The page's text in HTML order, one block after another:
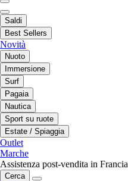
Saldi
Best Sellers
Novità
Nuoto
Immersione
Surf
Pagaia
Nautica
Sport su ruote
Estate / Spiaggia
Outlet
Marche
Assistenza post-vendita in Francia
Cerca